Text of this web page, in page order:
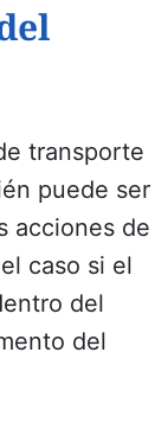
transporte
puede ser
acciones de
caso si el
del
del